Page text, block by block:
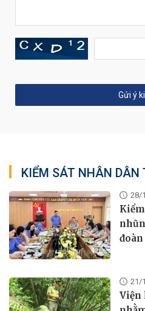
KIỂM SÁT NHÂN DÂN
28/
đoàn
21/
Viện